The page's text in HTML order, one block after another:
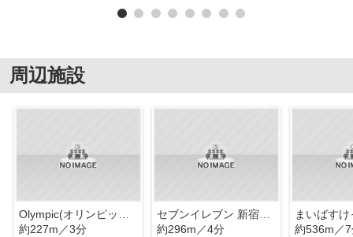
周辺施設
約227m／3分
セブンイレブン 新宿中落合3丁目店
約296m／4分
約536m／